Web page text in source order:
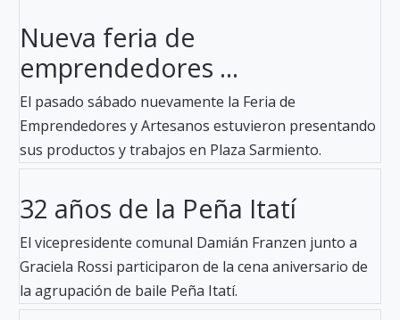
Nueva feria de
emprendedores ...
El pasado sábado nuevamente la Feria de
Emprendedores y Artesanos estuvieron presentando
sus productos y trabajos en Plaza Sarmiento.
32 años de la Peña Itatí
El vicepresidente comunal Damián Franzen junto a
Graciela Rossi participaron de la cena aniversario de
la agrupación de baile Peña Itatí.